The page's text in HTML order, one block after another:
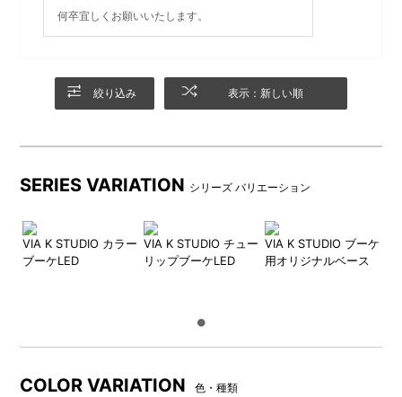
ントにもおすすめです。
何卒宜しくお願いいたします。
絞り込み 表示：新しい順
SERIES VARIATION シリーズ バリエーション
VIA K STUDIO カラー
ブーケLED
VIA K STUDIO チュー
リップブーケLED
VIA K STUDIO ブーケ
用オリジナルベース
COLOR VARIATION 色・種類